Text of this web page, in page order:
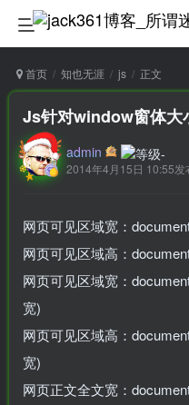
首页 知也无涯 js 正文
Js针对window窗体大
admin
2014年4月15日 10:55发
网页可见区域宽：
网页可见区域高：
网页可见区域宽：
宽)
网页可见区域高：
宽)
网页正文全文宽：